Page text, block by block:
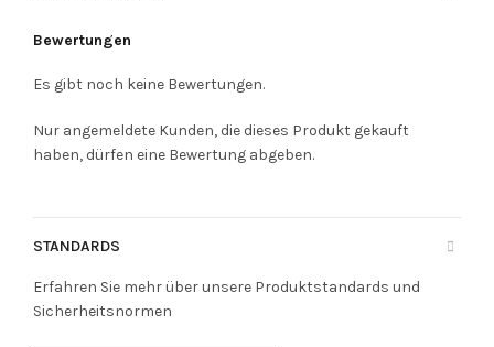
Bewertungen
Es gibt noch keine Bewertungen.
Nur angemeldete Kunden, die dieses Produkt gekauft
haben, dürfen eine Bewertung abgeben.
STANDARDS
Erfahren Sie mehr über unsere Produktstandards und
Sicherheitsnormen